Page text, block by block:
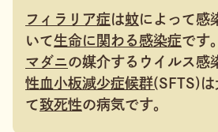
フィラリア症は蚊によって感
いて生命に関わる感染症です。
マダニの媒介するウイルス感
性血小板減少症候群(SFTS)
て致死性の病気です。